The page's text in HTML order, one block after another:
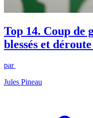
Top 14. Coup de
blessés et
par
Jules Pineau